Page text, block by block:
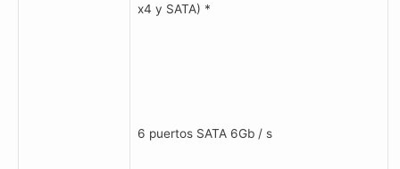
x4 y SATA) *
6 puertos SATA 6Gb / s